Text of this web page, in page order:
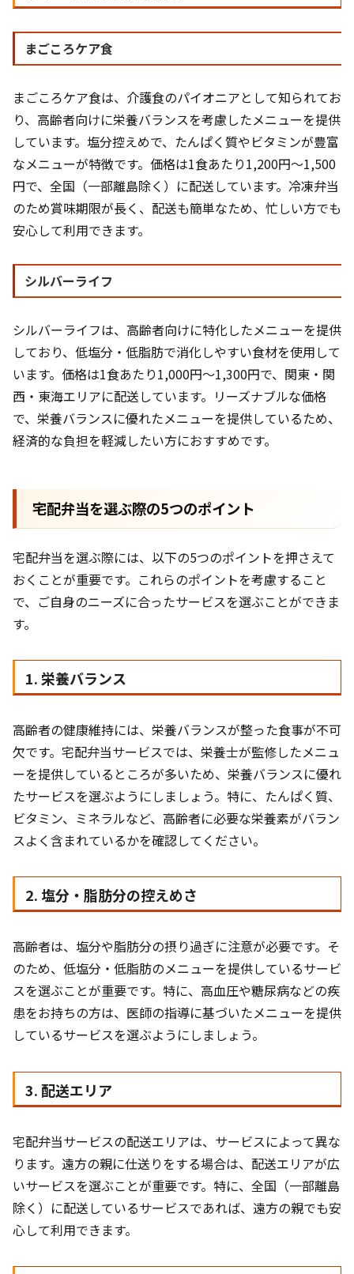
まごころケア食
まごころケア食は、介護食のパイオニアとして知られてお
り、高齢者向けに栄養バランスを考慮したメニューを提供
しています。塩分控えめで、たんぱく質やビタミンが豊富
なメニューが特徴です。価格は1食あたり1,200円〜1,500
円で、全国（一部離島除く）に配送しています。冷凍弁当
のため賞味期限が長く、配送も簡単なため、忙しい方でも
安心して利用できます。
シルバーライフ
シルバーライフは、高齢者向けに特化したメニューを提供
しており、低塩分・低脂肪で消化しやすい食材を使用して
います。価格は1食あたり1,000円〜1,300円で、関東・関
西・東海エリアに配送しています。リーズナブルな価格
で、栄養バランスに優れたメニューを提供しているため、
経済的な負担を軽減したい方におすすめです。
宅配弁当を選ぶ際の5つのポイント
宅配弁当を選ぶ際には、以下の5つのポイントを押さえて
おくことが重要です。これらのポイントを考慮すること
で、ご自身のニーズに合ったサービスを選ぶことができま
す。
1. 栄養バランス
高齢者の健康維持には、栄養バランスが整った食事が不可
欠です。宅配弁当サービスでは、栄養士が監修したメニュ
ーを提供しているところが多いため、栄養バランスに優れ
たサービスを選ぶようにしましょう。特に、たんぱく質、
ビタミン、ミネラルなど、高齢者に必要な栄養素がバラン
スよく含まれているかを確認してください。
2. 塩分・脂肪分の控えめさ
高齢者は、塩分や脂肪分の摂り過ぎに注意が必要です。そ
のため、低塩分・低脂肪のメニューを提供しているサービ
スを選ぶことが重要です。特に、高血圧や糖尿病などの疾
患をお持ちの方は、医師の指導に基づいたメニューを提供
しているサービスを選ぶようにしましょう。
3. 配送エリア
宅配弁当サービスの配送エリアは、サービスによって異な
ります。遠方の親に仕送りをする場合は、配送エリアが広
いサービスを選ぶことが重要です。特に、全国（一部離島
除く）に配送しているサービスであれば、遠方の親でも安
心して利用できます。